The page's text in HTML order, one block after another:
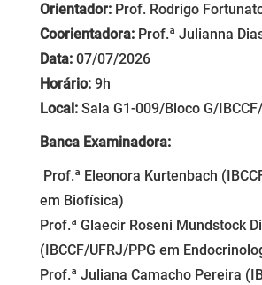
Orientador: Prof. Rodrigo
Coorientadora: Prof.ª Julianna
Data: 07/07/2026
Horário: 9h
Local: Sala G1-009/Bloco G/
Banca Examinadora:
Prof.ª Eleonora Kurtenbach
em Biofísica)
Prof.ª Glaecir Roseni Mundstock
(IBCCF/UFRJ/PPG em
Prof.ª Juliana Camacho Pereira